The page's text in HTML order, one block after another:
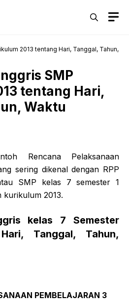
2013 tentang Hari, Tanggal, Tahun,
SMP
tentang Hari,
Waktu
Rencana Pelaksanaan
sering dikenal dengan RPP
SMP kelas 7 semester 1
kurikulum 2013.
kelas 7 Semester
Tanggal, Tahun,
PEMBELAJARAN 3